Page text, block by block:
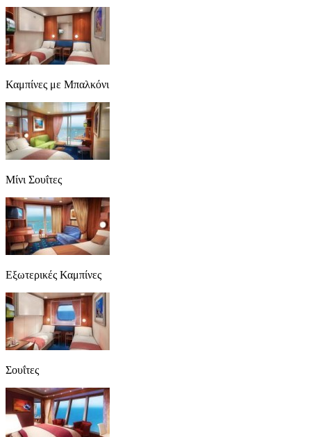
Καμπίνες με Μπαλκόνι
Μίνι Σουΐτες
Εξωτερικές Καμπίνες
Σουΐτες